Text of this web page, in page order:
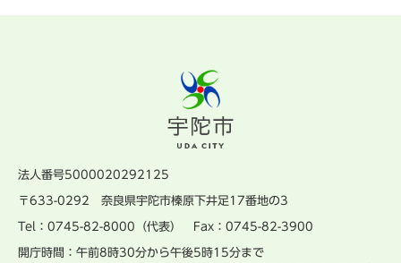
法人番号5000020292125
〒633-0292 奈良県宇陀市榛原下井足17番地の3
Tel：0745-82-8000（代表） Fax：0745-82-3900
開庁時間：午前8時30分から午後5時15分まで